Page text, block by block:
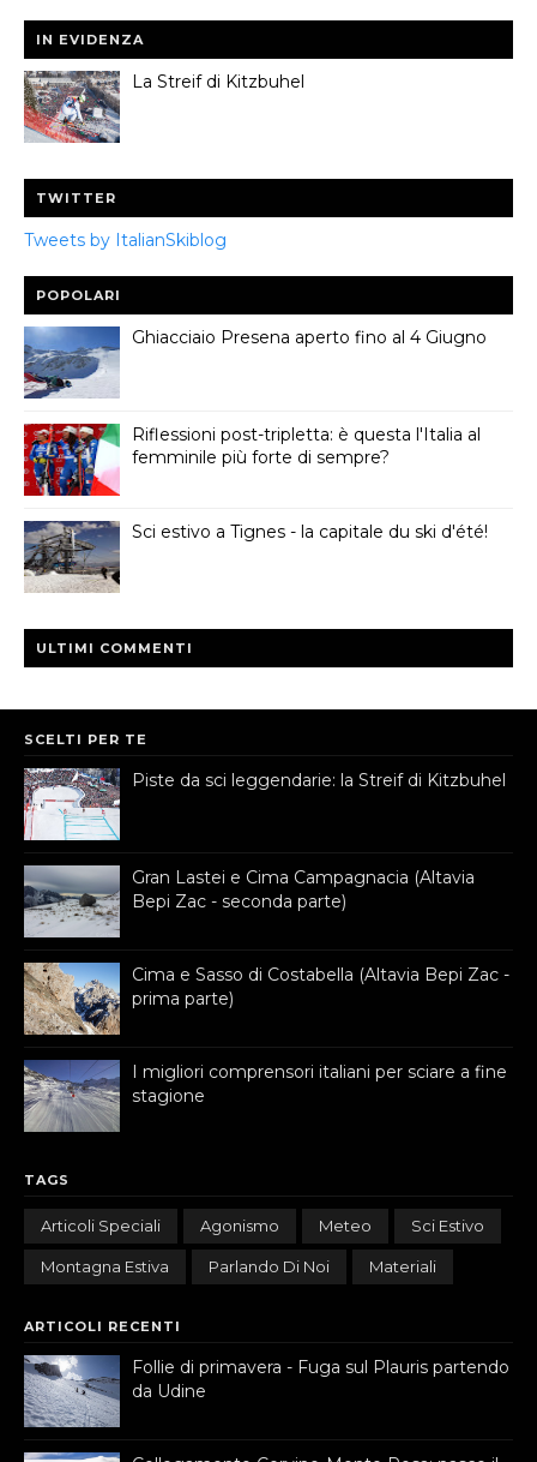
IN EVIDENZA
La Streif di Kitzbuhel
TWITTER
Tweets by ItalianSkiblog
POPOLARI
Ghiacciaio Presena aperto fino al 4 Giugno
Riflessioni post-tripletta: è questa l'Italia al
femminile più forte di sempre?
Sci estivo a Tignes - la capitale du ski d'été!
ULTIMI COMMENTI
SCELTI PER TE
Piste da sci leggendarie: la Streif di Kitzbuhel
Gran Lastei e Cima Campagnacia (Altavia
Bepi Zac - seconda parte)
Cima e Sasso di Costabella (Altavia Bepi Zac -
prima parte)
I migliori comprensori italiani per sciare a fine
stagione
TAGS
Articoli Speciali Agonismo Meteo Sci Estivo
Montagna Estiva Parlando Di Noi Materiali
ARTICOLI RECENTI
Follie di primavera - Fuga sul Plauris partendo
da Udine